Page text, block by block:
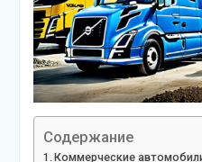
Содержание
Коммерческие